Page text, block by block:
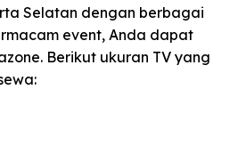
Selatan dengan berbagai
event, Anda dapat
Berikut ukuran TV yang